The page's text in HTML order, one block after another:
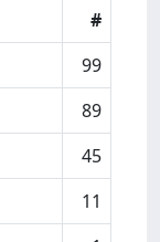
#
99
89
45
11